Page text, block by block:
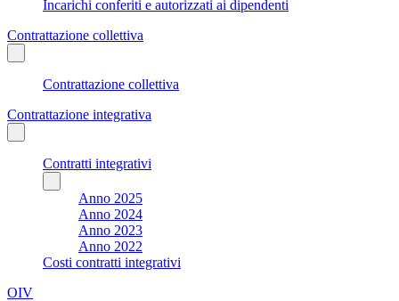
Incarichi conferiti e autorizzati ai dipendenti
Contrattazione collettiva
Contrattazione collettiva
Contrattazione integrativa
Contratti integrativi
Anno 2025
Anno 2024
Anno 2023
Anno 2022
Costi contratti integrativi
OIV